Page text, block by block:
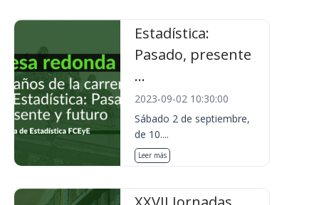
Estadística:
Pasado, presente
...
2023-09-02 10:30:00
Sábado 2 de septiembre,
de 10....
Leer más